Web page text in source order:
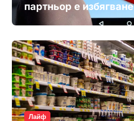
партньор е избягване
Лайф